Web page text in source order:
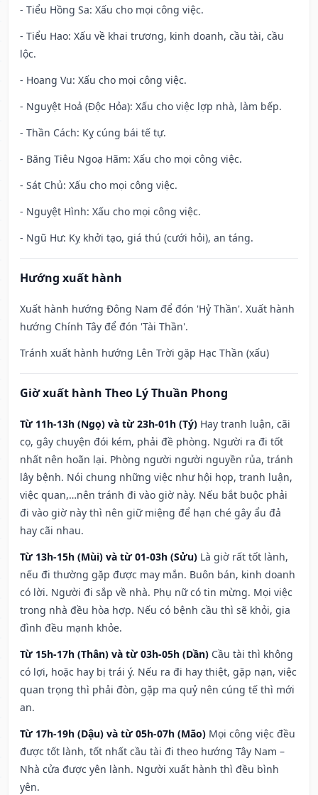
- Tiểu Hồng Sa: Xấu cho mọi công việc.
- Tiểu Hao: Xấu về khai trương, kinh doanh, cầu tài, cầu
lộc.
- Hoang Vu: Xấu cho mọi công việc.
- Nguyệt Hoả (Độc Hỏa): Xấu cho việc lợp nhà, làm bếp.
- Thần Cách: Kỵ cúng bái tế tự.
- Băng Tiêu Ngoạ Hãm: Xấu cho mọi công việc.
- Sát Chủ: Xấu cho mọi công việc.
- Nguyệt Hình: Xấu cho mọi công việc.
- Ngũ Hư: Kỵ khởi tạo, giá thú (cưới hỏi), an táng.
Hướng xuất hành
Xuất hành hướng Đông Nam để đón 'Hỷ Thần'. Xuất hành
hướng Chính Tây để đón 'Tài Thần'.
Tránh xuất hành hướng Lên Trời gặp Hạc Thần (xấu)
Giờ xuất hành Theo Lý Thuần Phong
Từ 11h-13h (Ngọ) và từ 23h-01h (Tý) Hay tranh luận, cãi
cọ, gây chuyện đói kém, phải đề phòng. Người ra đi tốt
nhất nên hoãn lại. Phòng người người nguyền rủa, tránh
lây bệnh. Nói chung những việc như hội họp, tranh luận,
việc quan,…nên tránh đi vào giờ này. Nếu bắt buộc phải
đi vào giờ này thì nên giữ miệng để hạn ché gây ẩu đả
hay cãi nhau.
Từ 13h-15h (Mùi) và từ 01-03h (Sửu) Là giờ rất tốt lành,
nếu đi thường gặp được may mắn. Buôn bán, kinh doanh
có lời. Người đi sắp về nhà. Phụ nữ có tin mừng. Mọi việc
trong nhà đều hòa hợp. Nếu có bệnh cầu thì sẽ khỏi, gia
đình đều mạnh khỏe.
Từ 15h-17h (Thân) và từ 03h-05h (Dần) Cầu tài thì không
có lợi, hoặc hay bị trái ý. Nếu ra đi hay thiệt, gặp nạn, việc
quan trọng thì phải đòn, gặp ma quỷ nên cúng tế thì mới
an.
Từ 17h-19h (Dậu) và từ 05h-07h (Mão) Mọi công việc đều
được tốt lành, tốt nhất cầu tài đi theo hướng Tây Nam –
Nhà cửa được yên lành. Người xuất hành thì đều bình
yên.